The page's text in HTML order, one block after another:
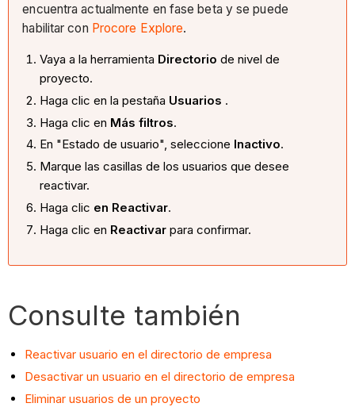
encuentra actualmente en fase beta y se puede
habilitar con Procore Explore.
Vaya a la herramienta Directorio de nivel de
proyecto.
Haga clic en la pestaña Usuarios .
Haga clic en Más filtros.
En "Estado de usuario", seleccione Inactivo.
Marque las casillas de los usuarios que desee
reactivar.
Haga clic en Reactivar.
Haga clic en Reactivar para confirmar.
Consulte también
Reactivar usuario en el directorio de empresa
Desactivar un usuario en el directorio de empresa
Eliminar usuarios de un proyecto